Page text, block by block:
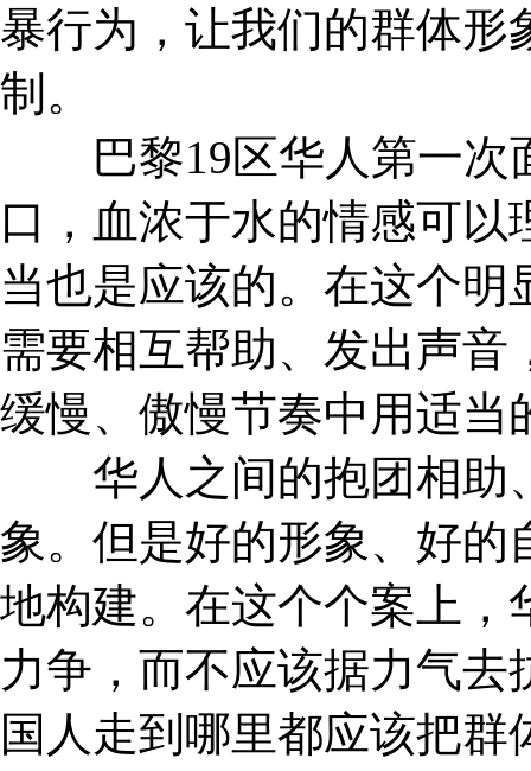
暴行为，让我们的群体形
制。
巴黎19区华人第一次
口，血浓于水的情感可
当也是应该的。在这个
需要相互帮助、发出声
缓慢、傲慢节奏中用适当
华人之间的抱团相助
象。但是好的形象、好的
地构建。在这个个案上，
力争，而不应该据力气
国人走到哪里都应该把